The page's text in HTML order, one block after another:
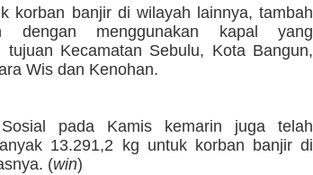
korban banjir di wilayah lainnya, tambah
dengan menggunakan kapal yang
Kecamatan Sebulu, Kota Bangun,
Wis dan Kenohan.
pada Kamis kemarin juga telah
13.291,2 kg untuk korban banjir di
(win)